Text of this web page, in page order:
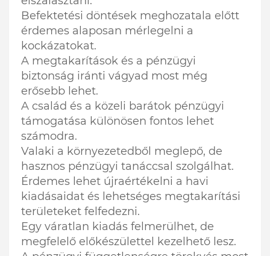
Befektetési döntések meghozatala előtt
érdemes alaposan mérlegelni a
kockázatokat.
A megtakarítások és a pénzügyi
biztonság iránti vágyad most még
erősebb lehet.
A család és a közeli barátok pénzügyi
támogatása különösen fontos lehet
számodra.
Valaki a környezetedből meglepő, de
hasznos pénzügyi tanáccsal szolgálhat.
Érdemes lehet újraértékelni a havi
kiadásaidat és lehetséges megtakarítási
területeket felfedezni.
Egy váratlan kiadás felmerülhet, de
megfelelő előkészülettel kezelhető lesz.